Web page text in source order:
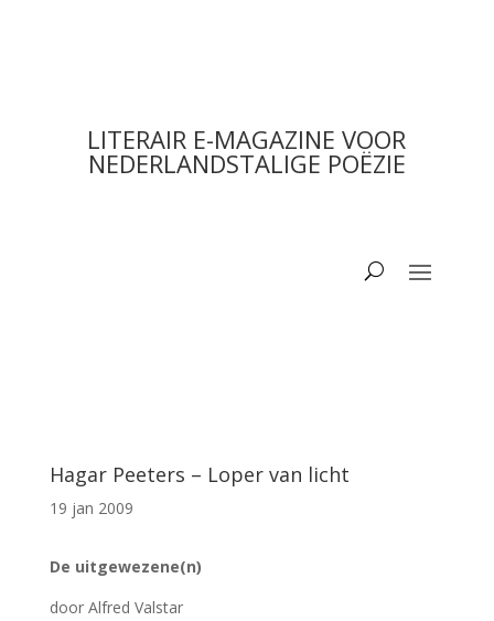
LITERAIR E-MAGAZINE VOOR
NEDERLANDSTALIGE POËZIE
Hagar Peeters – Loper van licht
19 jan 2009
De uitgewezene(n)
door Alfred Valstar